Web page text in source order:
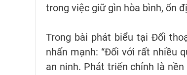
trong việc giữ gìn hòa bình, ổn
Trong bài phát biểu tại Đối
nhấn mạnh: “Đối với rất nhiều
an ninh. Phát triển chính là